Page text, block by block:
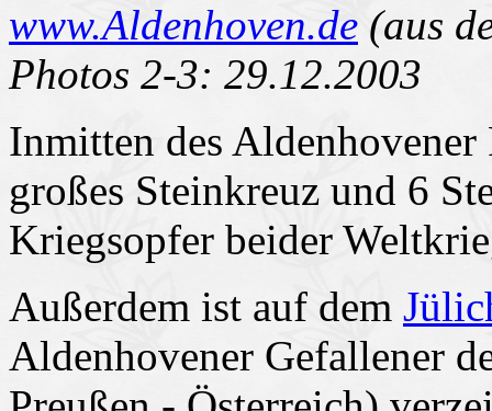
www.Aldenhoven.de (aus
Photos 2-3: 29.12.2003
Inmitten des
großes Steinkreuz und 6
Kriegsopfer beider
Außerdem ist auf dem
Aldenhovener Gefallener